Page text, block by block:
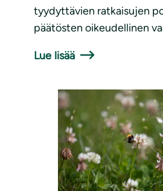
tyydyttävien ratkaisujen
päätösten oikeudellinen
Lue lisää